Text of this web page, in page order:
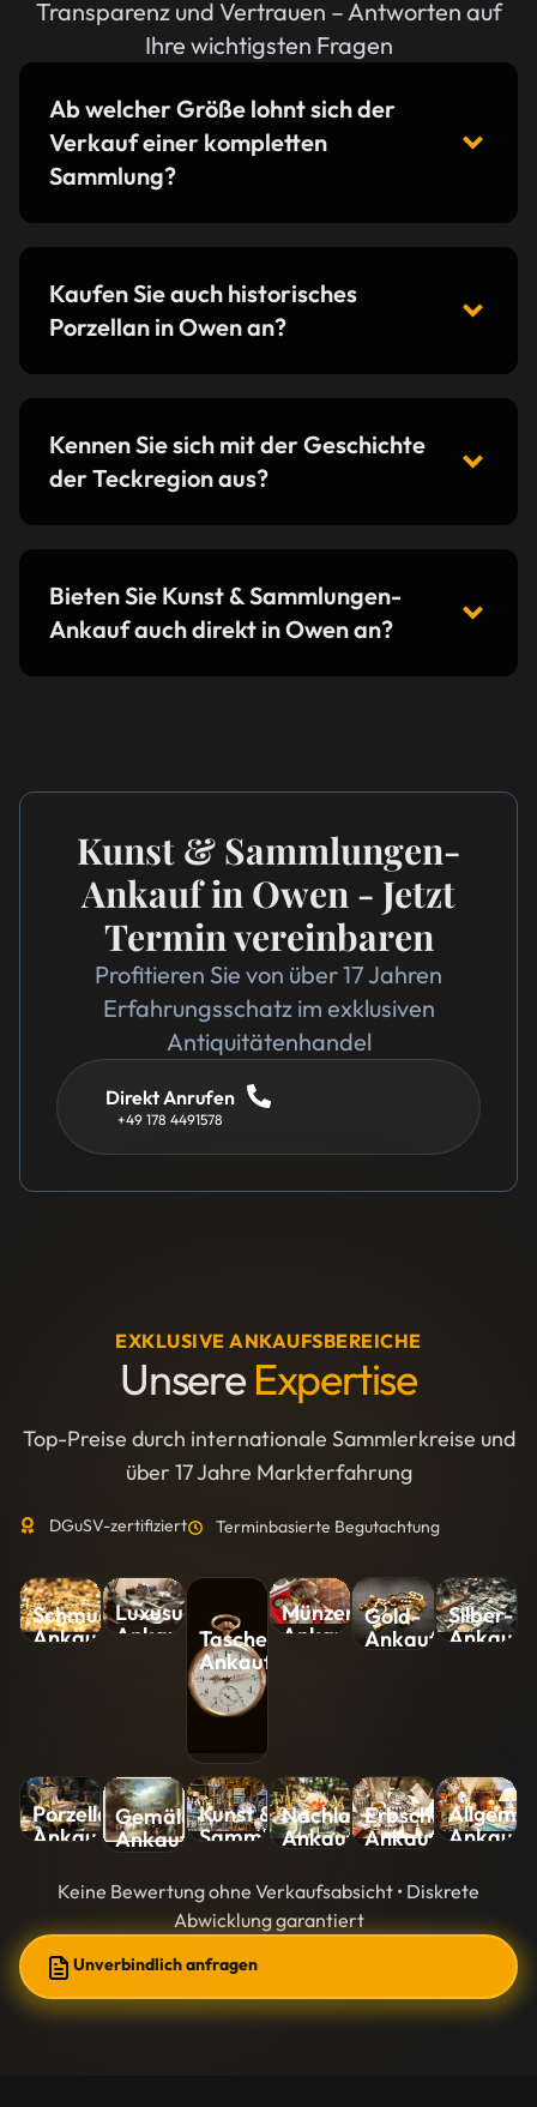
Transparenz und Vertrauen – Antworten auf
Ihre wichtigsten Fragen
Ab welcher Größe lohnt sich der
Verkauf einer kompletten
Sammlung?
Kaufen Sie auch historisches
Porzellan in Owen an?
Kennen Sie sich mit der Geschichte
der Teckregion aus?
Bieten Sie Kunst & Sammlungen-
Ankauf auch direkt in Owen an?
Kunst & Sammlungen-
Ankauf in Owen - Jetzt
Termin vereinbaren
Profitieren Sie von über 17 Jahren
Erfahrungsschatz im exklusiven
Antiquitätenhandel
Direkt Anrufen
+49 178 4491578
EXKLUSIVE ANKAUFSBEREICHE
UnsereExpertise
Top-Preise durch internationale Sammlerkreise und
über 17 Jahre Markterfahrung
DGuSV-zertifiziert Terminbasierte Begutachtung
Schmuck-
Ankauf
Luxusuhren-
Ankauf
Taschenuhren-
Ankauf
Münzen-
Ankauf
Gold-
Ankauf
Silber-
Ankauf
Porzellan-
Ankauf
Gemälde-
Ankauf
Kunst &
Sammlungen-
Nachlass-
Ankauf
Erbschaft-
Ankauf Ankauf
Keine Bewertung ohne Verkaufsabsicht • Diskrete
Abwicklung garantiert
Unverbindlich anfragen